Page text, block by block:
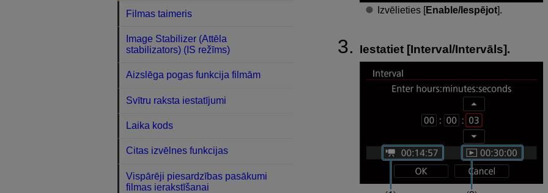
Izvēlieties [Enable/Iespējot].
Iestatiet [Interval/Intervāls].
Filmas taimeris
Image Stabilizer (Attēla
stabilizators) (IS režīms)
Aizslēga pogas funkcija filmām
Svītru raksta iestatījumi
Laika kods
Citas izvēlnes funkcijas
Vispārēji piesardzības pasākumi
filmas ierakstīšanai